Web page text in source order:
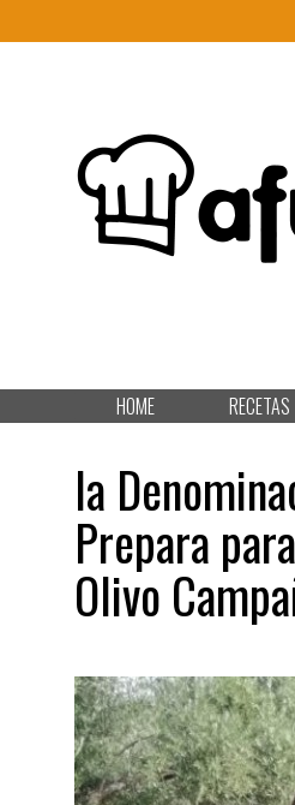
HOME RECETAS
la
Prepara
Olivo